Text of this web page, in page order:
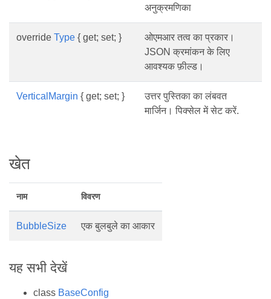
अनुक्रमणिका
override Type { get; set; }
ओएमआर तत्व का प्रकार।
JSON क्रमांकन के लिए
आवश्यक फ़ील्ड।
VerticalMargin { get; set; }
उत्तर पुस्तिका का लंबवत
मार्जिन। पिक्सेल में सेट करें.
खेत
नाम विवरण
BubbleSize एक बुलबुले का आकार
यह सभी देखें
class BaseConfig